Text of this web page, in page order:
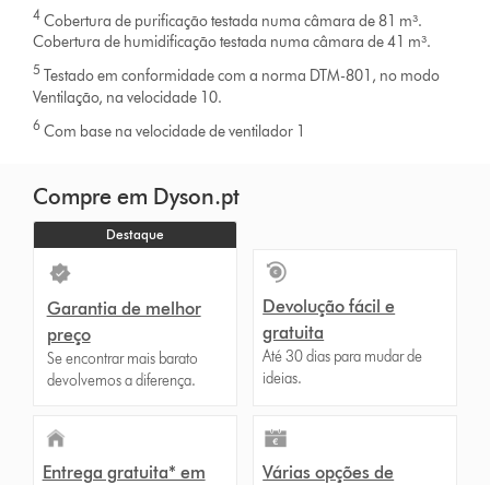
4 Cobertura de purificação testada numa câmara de 81 m³.
Cobertura de humidificação testada numa câmara de 41 m³.
5 Testado em conformidade com a norma DTM-801, no modo
Ventilação, na velocidade 10.
6 Com base na velocidade de ventilador 1
Compre em Dyson.pt
Destaque
Garantia de melhor
preço
Se encontrar mais barato
devolvemos a diferença.
Devolução fácil e
gratuita
Até 30 dias para mudar de
ideias.
Entrega gratuita* em
Várias opções de